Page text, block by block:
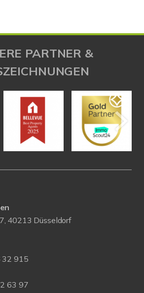
PARTNER &
40213 Düsseldorf
32 915
63 97